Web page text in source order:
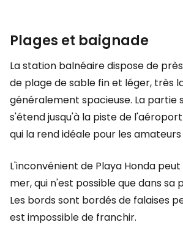
Plages et baignade
La station balnéaire dispose de
de plage de sable fin et léger, très
généralement spacieuse. La partie
s'étend jusqu'à la piste de
qui la rend idéale pour les
L'inconvénient de Playa Honda
mer, qui n'est possible que dans sa
Les bords sont bordés de falaises
est impossible de franchir.